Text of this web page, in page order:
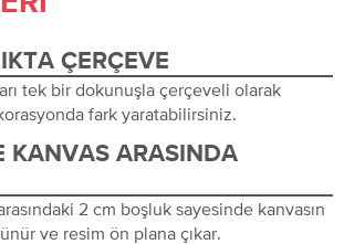
ÇERÇEVE
tek bir dokunuşla çerçeveli olarak
fark yaratabilirsiniz.
KANVAS ARASINDA
2 cm boşluk sayesinde kanvasın
ve resim ön plana çıkar.